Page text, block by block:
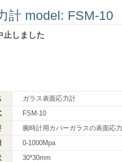
計 model: FSM-10
止しました
ガラス表面応力計
FSM-10
腕時計用カバーガラスの表面応
0-1000Mpa
30*30mm